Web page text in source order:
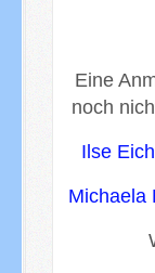
Eine
noch
Ilse
Michaela